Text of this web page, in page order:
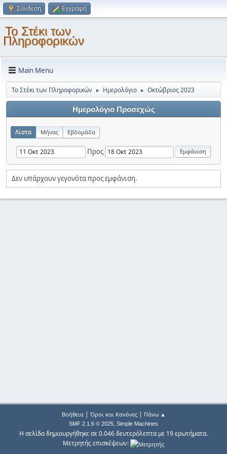
Σύνδεση Εγγραφή
Το Στέκι των
Πληροφορικών
Main Menu
Το Στέκι των Πληροφορικών ► Ημερολόγιο ► Οκτώβριος 2023
Ημερολόγιο Προσεχώς
Λίστα Μήνας Εβδομάδα
Προς
Δεν υπάρχουν γεγονότα προς εμφάνιση.
Βοήθεια| Όροι και Κανόνες| Πάνω ▲
SMF 2.1.6 © 2025, Simple Machines
Η σελίδα δημιουργήθηκε σε 0.046 δευτερόλεπτα με 19 ερωτήματα.
Μετρητής επισκέψεων: